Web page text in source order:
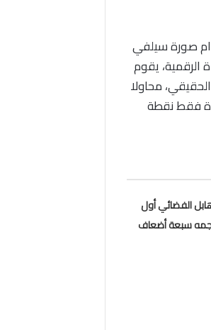
صورة سيلفي
يقوم
محاولا
فقط نقطة
الفضائي أول
سبعة أضعاف